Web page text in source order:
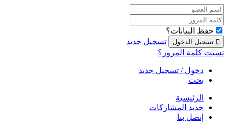
حفظ البيانات؟
تسجيل جديد
نسيت كلمة المرور؟
دخول / تسجيل جديد
بحث
الرئيسية
جديد المشاركات
إتصل بنا